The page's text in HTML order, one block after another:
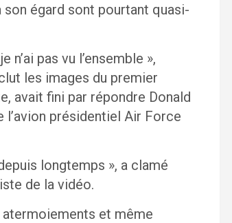
égard sont pourtant quasi-
pas vu l’ensemble »,
les images du premier
avait fini par répondre Donald
l’avion présidentiel Air Force
longtemps », a clamé
de la vidéo.
et même